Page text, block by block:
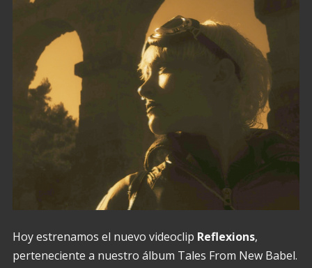
Hoy estrenamos el nuevo videoclip Reflexions,
perteneciente a nuestro álbum Tales From New Babel.